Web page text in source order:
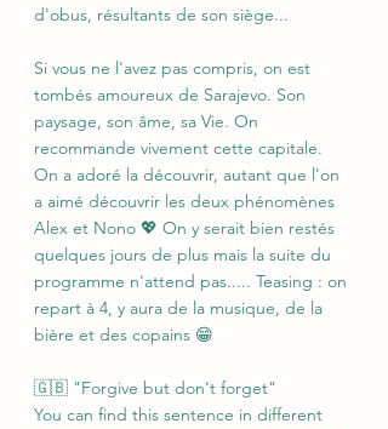
d'obus, résultants de son siège...
Si vous ne l'avez pas compris, on est
tombés amoureux de Sarajevo. Son
paysage, son âme, sa Vie. On
recommande vivement cette capitale.
On a adoré la découvrir, autant que l'on
a aimé découvrir les deux phénomènes
Alex et Nono 💖 On y serait bien restés
quelques jours de plus mais la suite du
programme n'attend pas..... Teasing : on
repart à 4, y aura de la musique, de la
bière et des copains 😁
🇬🇧 "Forgive but don't forget"
You can find this sentence in different